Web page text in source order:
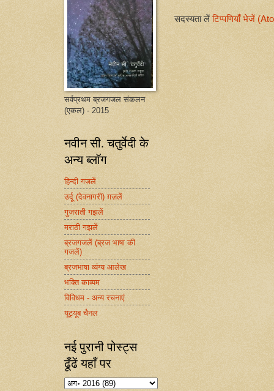
सदस्यता लेंटिप्पणियाँ भेजें
सर्वप्रथम ब्रजगजल संकलन
(एकल) - 2015
नवीन सी. चतुर्वेदी के
अन्य ब्लॉग
हिन्दी गजलें
उर्दू (देवनागरी) ग़ज़लें
गुजराती गझलें
मराठी गझलें
ब्रजगजलें (ब्रज भाषा की
गजलें)
ब्रजभाषा व्यंग्य आलेख
भक्ति काव्यम
विविधम - अन्य रचनाएं
यूट्यूब चैनल
नई पुरानी पोस्ट्स
ढूँढें यहाँ पर